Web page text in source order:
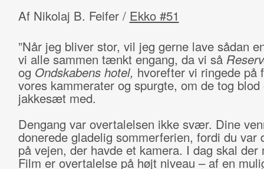
Af Nikolaj B. Feifer / Ekko #51
”Når jeg bliver stor, vil jeg gerne lave sådan
vi alle sammen tænkt engang, da vi så
og Ondskabens hotel, hvorefter vi ringede på
vores kammerater og spurgte, om de tog blod
jakkesæt med.
Dengang var overtalelsen ikke svær. Dine
donerede gladelig sommerferien, fordi du var
på vejen, der havde et kamera. I dag skal der
Film er overtalelse på højt niveau – af en